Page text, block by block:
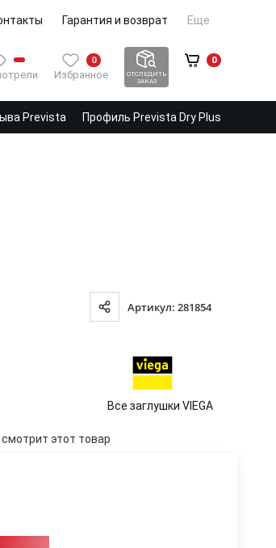
Гарантия и возврат Еще
0
Избранное
ОТСЛЕДИТЬ
ЗАКАЗ
0
Prevista Профиль Prevista Dry Plus
Артикул: 281854
Все заглушки VIEGA
этот товар